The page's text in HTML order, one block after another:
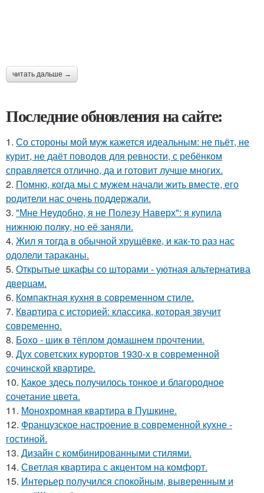
читать дальше →
Последние обновления на сайте:
1. Со стороны мой муж кажется идеальным: не пьёт, не
курит, не даёт поводов для ревности, с ребёнком
справляется отлично, да и готовит лучше многих.
2. Помню, когда мы с мужем начали жить вместе, его
родители нас очень поддержали.
3. "Мне Неудобно, я не Полезу Наверх": я купила
нижнюю полку, но её заняли.
4. Жил я тогда в обычной хрущёвке, и как-то раз нас
одолели тараканы.
5. Открытые шкафы со шторами - уютная альтернатива
дверцам.
6. Компактная кухня в современном стиле.
7. Квартира с историей: классика, которая звучит
современно.
8. Бохо - шик в тёплом домашнем прочтении.
9. Дух советских курортов 1930-х в современной
сочинской квартире.
10. Какое здесь получилось тонкое и благородное
сочетание цвета.
11. Монохромная квартира в Пушкине.
12. Французское настроение в современной кухне -
гостиной.
13. Дизайн с комбинированными стилями.
14. Светлая квартира с акцентом на комфорт.
15. Интерьер получился спокойным, выверенным и